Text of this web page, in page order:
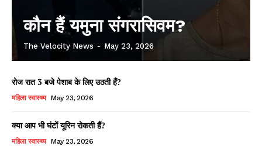
कौन हैं यमुना संगरासिवम?
The Velocity News - May 23, 2026
रोज रात 3 बजे पेशाब के लिए उठती हैं?
महिला स्वास्थ्य May 23, 2026
क्या आप भी घंटों यूरिन रोकती हैं?
महिला स्वास्थ्य May 23, 2026